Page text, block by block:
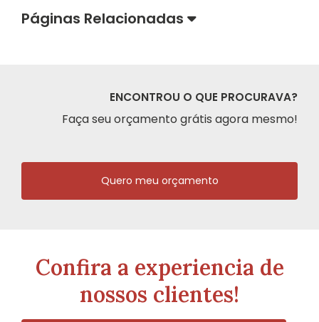
Páginas Relacionadas
ENCONTROU O QUE PROCURAVA?
Faça seu orçamento grátis agora mesmo!
Quero meu orçamento
Confira a experiencia de
nossos clientes!